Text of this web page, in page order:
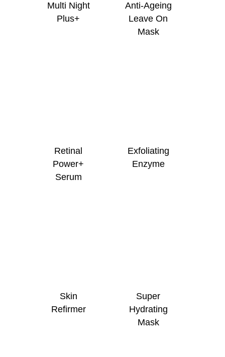
Multi Night
Plus+
Anti-Ageing
Leave On
Mask
Retinal
Power+
Serum
Exfoliating
Enzyme
Skin
Refirmer
Super
Hydrating
Mask